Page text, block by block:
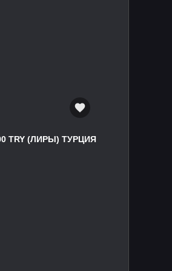
TRY (ЛИРЫ) ТУРЦИЯ